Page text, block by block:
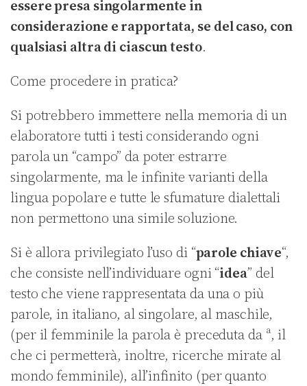
essere presa singolarmente in
considerazione e rapportata, se del caso, con
qualsiasi altra di ciascun testo.
Come procedere in pratica?
Si potrebbero immettere nella memoria di un
elaboratore tutti i testi considerando ogni
parola un “campo” da poter estrarre
singolarmente, ma le infinite varianti della
lingua popolare e tutte le sfumature dialettali
non permettono una simile soluzione.
Si è allora privilegiato l’uso di “parole chiave“,
che consiste nell’individuare ogni “idea” del
testo che viene rappresentata da una o più
parole, in italiano, al singolare, al maschile,
(per il femminile la parola è preceduta da ª, il
che ci permetterà, inoltre, ricerche mirate al
mondo femminile), all’infinito (per quanto